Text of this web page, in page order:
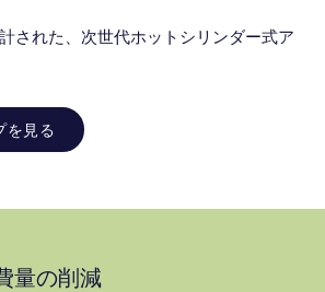
された、次世代ホットシリンダー式ア
を見る
量の削減